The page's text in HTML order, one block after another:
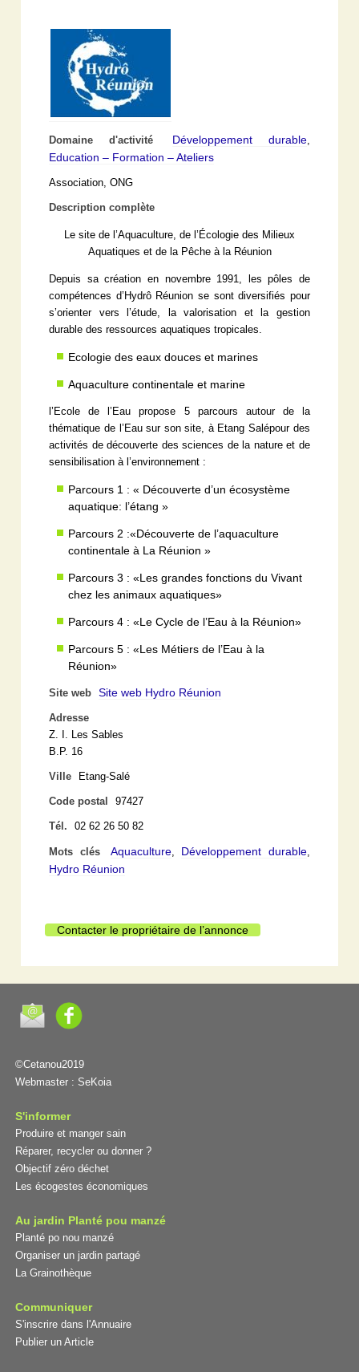
Domaine d'activité Développement durable,
Education – Formation – Ateliers
Association, ONG
Description complète
Le site de l’Aquaculture, de l’Écologie des Milieux
Aquatiques et de la Pêche à la Réunion
Depuis sa création en novembre 1991, les pôles de
compétences d’Hydrô Réunion se sont diversifiés pour
s’orienter vers l’étude, la valorisation et la gestion
durable des ressources aquatiques tropicales.
Ecologie des eaux douces et marines
Aquaculture continentale et marine
l’Ecole de l’Eau propose 5 parcours autour de la
thématique de l’Eau sur son site, à Etang Salépour des
activités de découverte des sciences de la nature et de
sensibilisation à l’environnement :
Parcours 1 : « Découverte d’un écosystème
aquatique: l’étang »
Parcours 2 :«Découverte de l’aquaculture
continentale à La Réunion »
Parcours 3 : «Les grandes fonctions du Vivant
chez les animaux aquatiques»
Parcours 4 : «Le Cycle de l’Eau à la Réunion»
Parcours 5 : «Les Métiers de l’Eau à la
Réunion»
Site web Site web Hydro Réunion
Adresse
Z. I. Les Sables
B.P. 16
Ville Etang-Salé
Code postal 97427
Tél. 02 62 26 50 82
Mots clés Aquaculture, Développement durable,
Hydro Réunion
Contacter le propriétaire de l’annonce
©Cetanou2019
Webmaster : SeKoia
S'informer
Produire et manger sain
Réparer, recycler ou donner ?
Objectif zéro déchet
Les écogestes économiques
Au jardin Planté pou manzé
Planté po nou manzé
Organiser un jardin partagé
La Grainothèque
Communiquer
S'inscrire dans l'Annuaire
Publier un Article